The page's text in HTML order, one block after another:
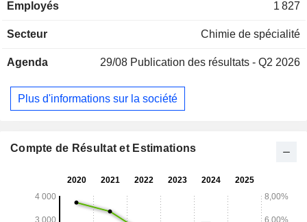
recherche tels que des éléments de base synthétiques, des
produits chimiques spécialisés tels que l'alcool, l'éther,
solvants monofonctionnels et multifonctionnels, ainsi que
des titrateurs, des équipements de contrôle de la
température, des consommables analytiques et des
et de services informatiques liés à la recherche, y compris la
Employés 1 827
Secteur Chimie de spécialité
Agenda 29/08 Publication des résultats - Q2 2026
Plus d'informations sur la société
Compte de Résultat et Estimations